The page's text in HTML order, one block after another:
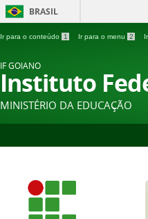
BRASIL
Ir para o conteúdo 1 Ir para o menu 2
IF GOIANO
Instituto
MINISTÉRIO DA EDUCAÇÃO